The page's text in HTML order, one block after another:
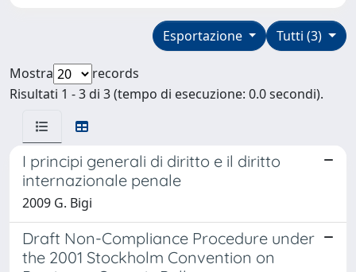
Tutti (3)
Esportazione
Mostra
records
Risultati 1 - 3 di 3 (tempo di esecuzione: 0.0 secondi).
I principi generali di diritto e il diritto
internazionale penale
2009 G. Bigi
Draft Non-Compliance Procedure under
the 2001 Stockholm Convention on